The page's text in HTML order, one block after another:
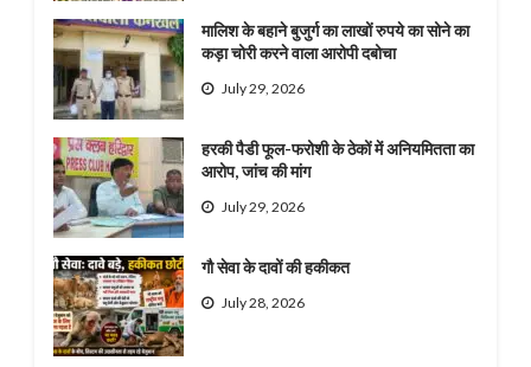
मालिश के बहाने बुजुर्ग का लाखों रुपये का सोने का
कड़ा चोरी करने वाला आरोपी दबोचा
July 29, 2026
हरकी पैडी फूल-फरोशी के ठेकों में अनियमितता का
आरोप, जांच की मांग
July 29, 2026
गौ सेवा के दावों की हकीकत
July 28, 2026